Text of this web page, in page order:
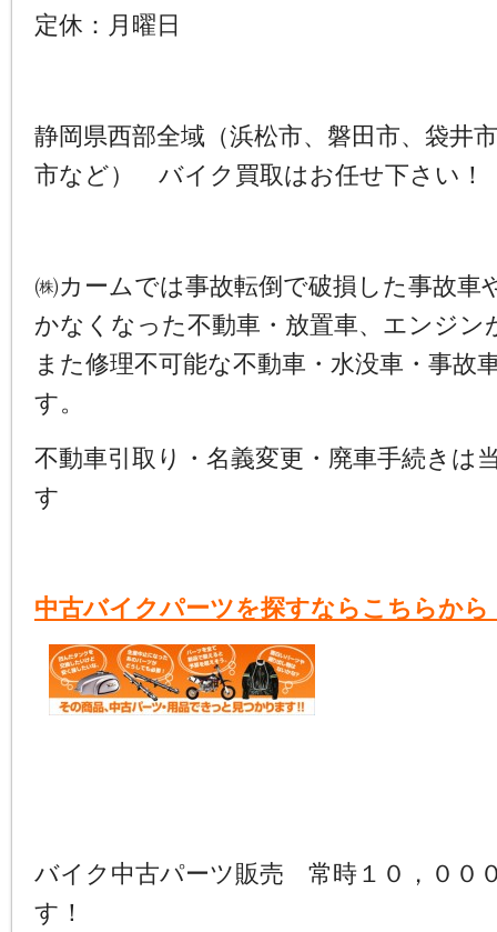
定休：月曜日
静岡県西部全域（浜松市、磐田市、袋井
市など） バイク買取はお任せ下さい！
㈱カームでは事故転倒で破損した事故車
かなくなった不動車・放置車、エンジン
また修理不可能な不動車・水没車・事故
す。
不動車引取り・名義変更・廃車手続きは
す
中古バイクパーツを探すならこちらから
バイク中古パーツ販売 常時１０，００
す！